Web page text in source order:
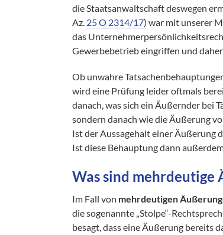
die Staatsanwaltschaft deswegen
Az. 25 O 2314/17) war mit unserer
das
Gewerbebetrieb eingriffen und
Ob unwahre
wird eine Prüfung leider oftmals
danach, was sich ein Äußernder bei
sondern danach wie die Äußerung
Ist der Aussagehalt einer Äußerung
Ist diese Behauptung dann
Was sind mehrdeutige
Im Fall von mehrdeutigen
die sogenannte „Stolpe“-
besagt, dass eine Äußerung bereits